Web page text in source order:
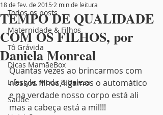
Todos os posts
Maternidade & Filhos
Tô Grávida
Dicas MamãeBox
Lifestyle, Moda & Beleza
Saúde
TEMPO DE QUALIDADE
COM OS FILHOS, por
Daniela Monreal
18 de fev. de 2015 2 min de leitura
Quantas vezes ao brincarmos com
nossos filhos, ligamos o automático
e na verdade nosso corpo está ali
mas a cabeça está a mil!!!